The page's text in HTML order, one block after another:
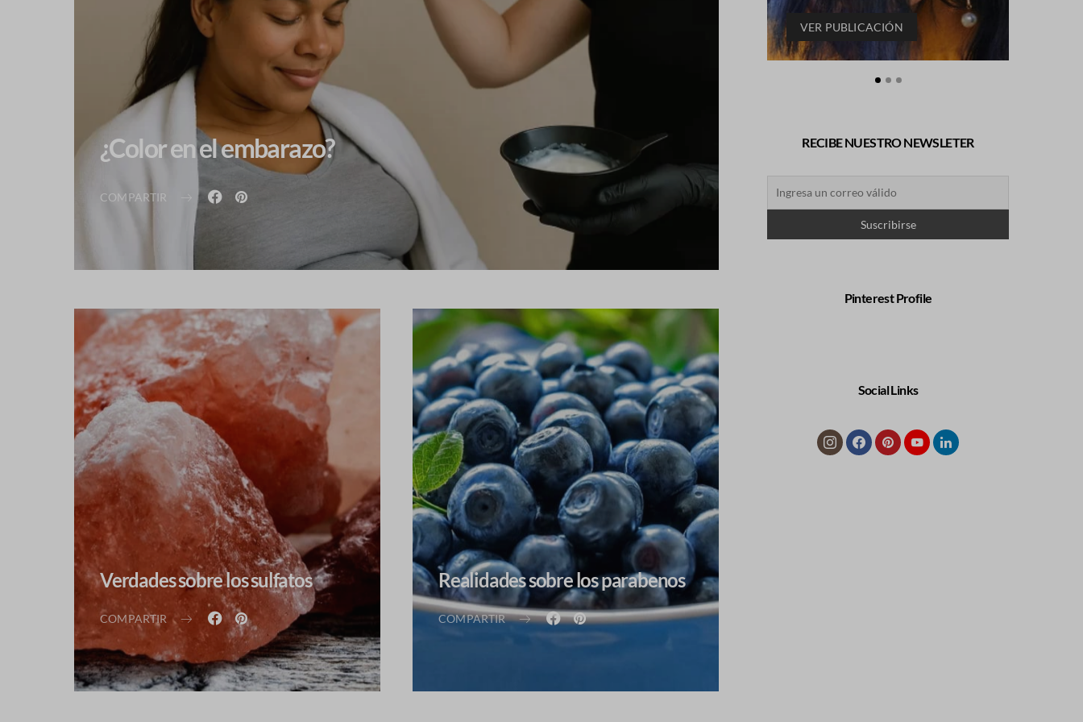
¿Color en el embarazo?
COMPARTIR
Verdades sobre los sulfatos
COMPARTIR
Realidades sobre los parabenos
COMPARTIR
VER PUBLICACIÓN
RECIBE NUESTRO NEWSLETER
Pinterest Profile
Social Links